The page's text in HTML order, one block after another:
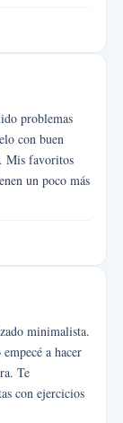
problemas
con buen
Mis favoritos
un poco más
minimalista.
a hacer
Te
con ejercicios